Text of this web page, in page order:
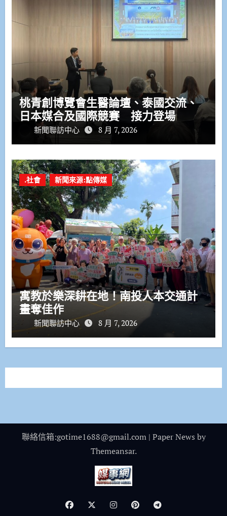
桃青創博覽會生醫論壇、泰國交流、
日本媒合及國際競賽 接力登場
新聞聯訪中心 8 月 7, 2026
.社會 新聞來源:點傳媒
寓教於樂深耕在地！南投人本交通計
畫奪佳作
新聞聯訪中心 8 月 7, 2026
聯絡信箱:gotime1688@gmail.com | Paper News by
Themeansar.